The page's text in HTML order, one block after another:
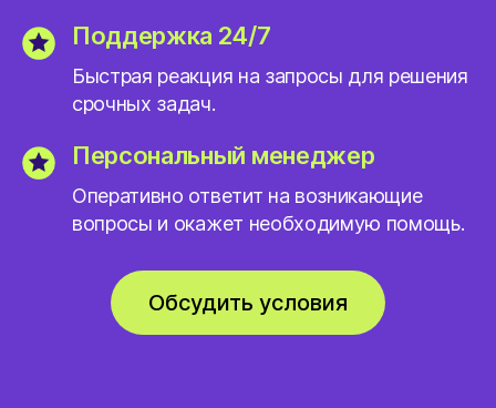
Поддержка 24/7
Быстрая реакция на запросы для решения
срочных задач.
Персональный менеджер
Оперативно ответит на возникающие
вопросы и окажет необходимую помощь.
Обсудить условия